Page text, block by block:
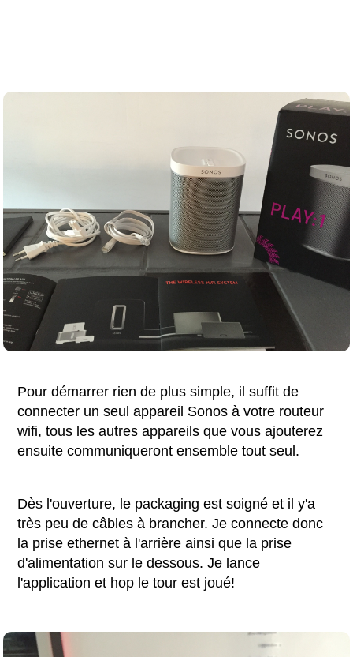
Pour démarrer rien de plus simple, il suffit de
connecter un seul appareil Sonos à votre routeur
wifi, tous les autres appareils que vous ajouterez
ensuite communiqueront ensemble tout seul.
Dès l'ouverture, le packaging est soigné et il y'a
très peu de câbles à brancher. Je connecte donc
la prise ethernet à l'arrière ainsi que la prise
d'alimentation sur le dessous. Je lance
l'application et hop le tour est joué!